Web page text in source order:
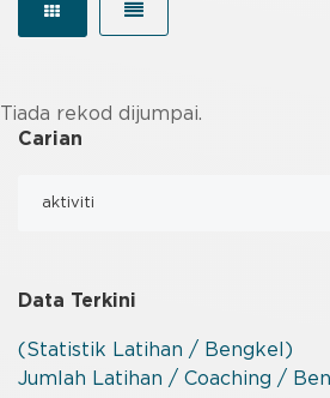
Tiada rekod dijumpai.
Carian
Data Terkini
(Statistik Latihan / Bengkel)
Jumlah Latihan / Coaching /